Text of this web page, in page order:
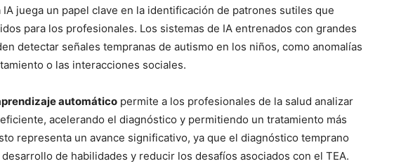
juega un papel clave en la identificación de patrones sutiles que
para los profesionales. Los sistemas de IA entrenados con grandes
detectar señales tempranas de autismo en los niños, como anomalías
o las interacciones sociales.
automático permite a los profesionales de la salud analizar
acelerando el diagnóstico y permitiendo un tratamiento más
representa un avance significativo, ya que el diagnóstico temprano
de habilidades y reducir los desafíos asociados con el TEA.